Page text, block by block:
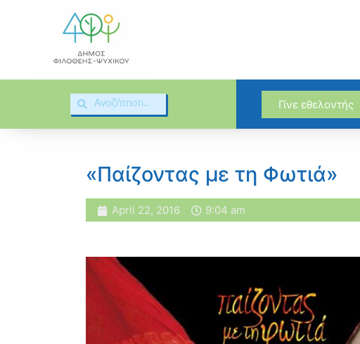
Γίνε εθελοντής
«Παίζοντας με τη Φωτιά»
April 22, 2016 9:04 am